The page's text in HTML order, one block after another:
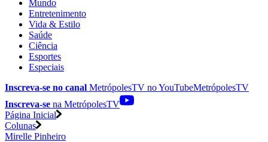
Mundo
Entretenimento
Vida & Estilo
Saúde
Ciência
Esportes
Especiais
Inscreva-se no canal MetrópolesTV noYouTubeMetrópolesTV
Inscreva-se na MetrópolesTV
Página Inicial
Colunas
Mirelle Pinheiro